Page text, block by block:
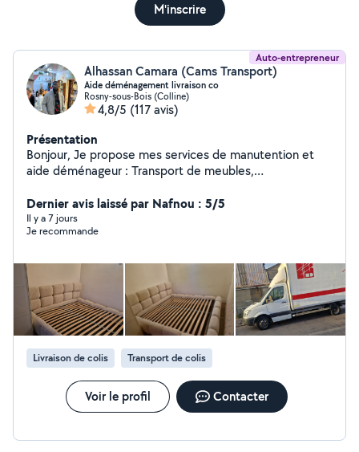
M'inscrire
Auto-entrepreneur
Alhassan Camara (Cams Transport)
Aide déménagement livraison co
Rosny-sous-Bois (Colline)
4,8/5 (117 avis)
Présentation
Bonjour, Je propose mes services de manutention et
aide déménageur : Transport de meubles,
Livraison 6.33.68.90.30 livraison
Dernier avis laissé par Nafnou : 5/5
Il y a 7 jours
Je recommande
Livraison de colis Transport de colis
Voir le profil Contacter